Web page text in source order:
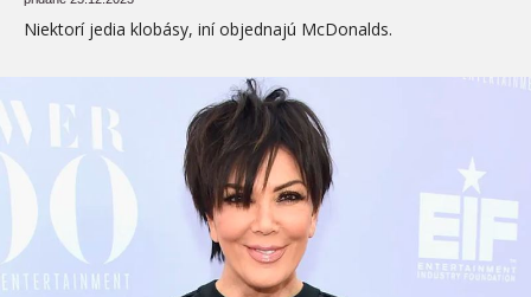
Niektorí jedia klobásy, iní objednajú McDonalds.